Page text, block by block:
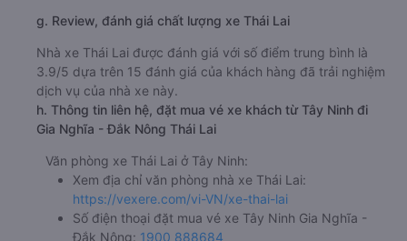
g. Review, đánh giá chất lượng xe Thái Lai
Nhà xe Thái Lai được đánh giá với số điểm trung bình là
3.9/5 dựa trên 15 đánh giá của khách hàng đã trải nghiệm
dịch vụ của nhà xe này.
h. Thông tin liên hệ, đặt mua vé xe khách từ Tây Ninh đi
Gia Nghĩa - Đắk Nông Thái Lai
Văn phòng xe Thái Lai ở Tây Ninh:
Xem địa chỉ văn phòng nhà xe Thái Lai:
https://vexere.com/vi-VN/xe-thai-lai
Số điện thoại đặt mua vé xe Tây Ninh Gia Nghĩa -
Đắk Nông: 1900 888684